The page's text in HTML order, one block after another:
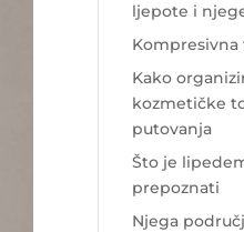
ljepote i
Kompresivna
Kako
kozmetičke
putovanja
Što je
prepoznati
Njega